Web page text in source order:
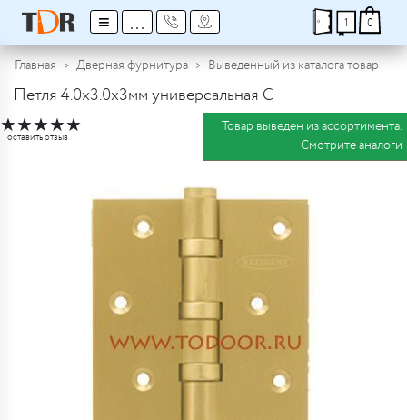
≡ ... 1 0
Главная Дверная фурнитура Выведенный из каталога товар
Петля 4.0x3.0x3мм универсальная C
★★★★★
оставить отзыв
Товар выведен из ассортимента.
Смотрите аналоги